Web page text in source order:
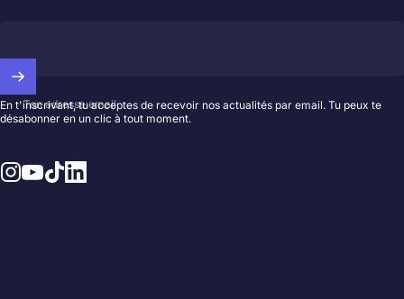
Ton adresse email
En t'inscrivant, tu acceptes de recevoir nos actualités par email. Tu peux te
désabonner en un clic à tout moment.